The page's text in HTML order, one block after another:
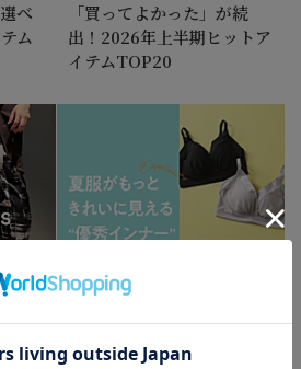
べ
ム
「買ってよかった」が続
出！2026年上半期ヒットア
イテムTOP20
！
STYLE UP SUMMER